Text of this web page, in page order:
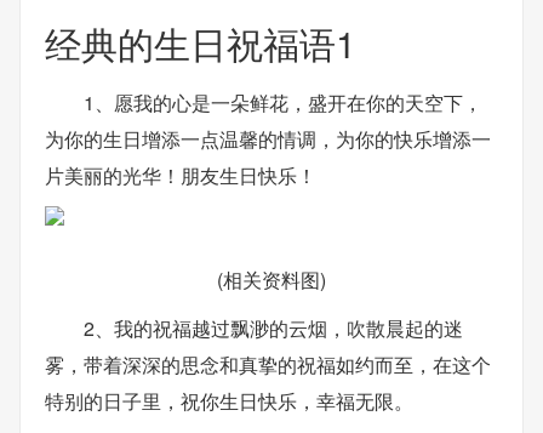
经典的生日祝福语1
1、愿我的心是一朵鲜花，盛开在你的天空下，
为你的生日增添一点温馨的情调，为你的快乐增添一
片美丽的光华！朋友生日快乐！
(相关资料图)
2、我的祝福越过飘渺的云烟，吹散晨起的迷
雾，带着深深的思念和真挚的祝福如约而至，在这个
特别的日子里，祝你生日快乐，幸福无限。